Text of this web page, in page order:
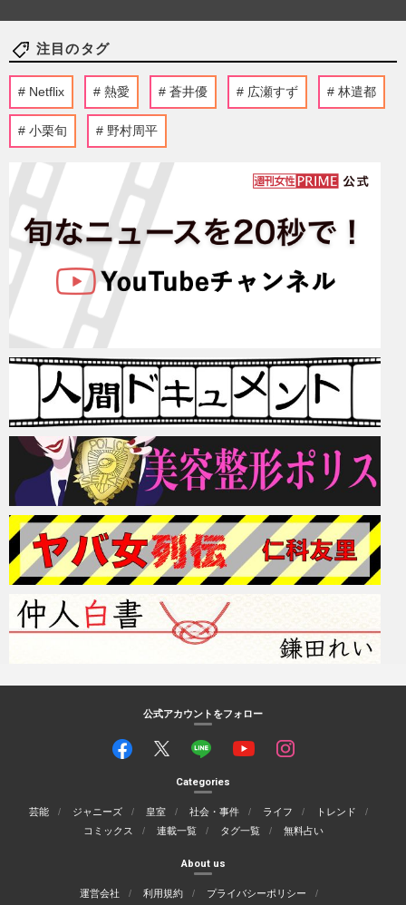
注目のタグ
Netflix 熱愛 蒼井優 広瀬すず 林遣都
小栗旬 野村周平
公式アカウントをフォロー
Categories
芸能 ジャニーズ 皇室 社会・事件 ライフ
トレンド
コミックス
連載一覧 タグ一覧 無料占い
About us
運営会社 利用規約
プライバシーポリシー